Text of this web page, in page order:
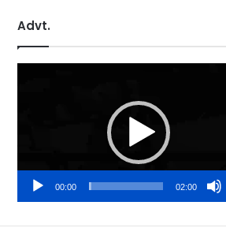
Advt.
00:00 02:00